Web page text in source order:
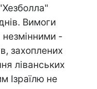
Вимоги
незмінними -
захоплених
ліванських
Ізраїлю не